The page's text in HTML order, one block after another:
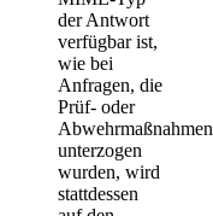
der Antwort
verfügbar ist,
wie bei
Anfragen, die
Prüf- oder
Abwehrmaßnahmen
unterzogen
wurden, wird
stattdessen